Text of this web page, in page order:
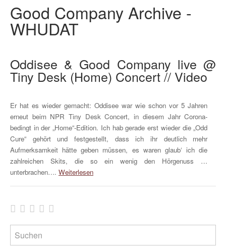
Good Company Archive -
WHUDAT
Oddisee & Good Company live @
Tiny Desk (Home) Concert // Video
Er hat es wieder gemacht: Oddisee war wie schon vor 5 Jahren
erneut beim NPR Tiny Desk Concert, in diesem Jahr Corona-
bedingt in der „Home“-Edition. Ich hab gerade erst wieder die „Odd
Cure“ gehört und festgestellt, dass ich ihr deutlich mehr
Aufmerksamkeit hätte geben müssen, es waren glaub‘ ich die
zahlreichen Skits, die so ein wenig den Hörgenuss …
unterbrachen…. Weiterlesen